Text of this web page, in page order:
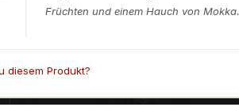
Früchten und einem Hauch von Mokka.
diesem Produkt?